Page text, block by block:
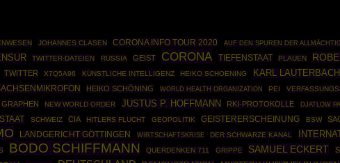
JOHANNES CLASEN CORONA INFO TOUR 2020 AUF DEN SPUREN DER
TWITTER-DATEIEN RUSSIA GEIST CORONA TIEFENSTAAT PLAUEN
TWITTER X7Q5A96 KÜNSTLICHE INTELLIGENZ HEIKO SCHOENING KARL LAUTERBACH
HEIKO SCHÖNING WORLD HEALTH ORGANIZATION PEI
GRAPHEN NEW WORLD ORDER JUSTUS P. HOFFMANN RKI-PROTOKOLLE DJATLOW
SCHWEIZ CIA HITLERS FLUCHT GEOPOLITIK GEISTERERSCHEINUNG BSW
LANDGERICHT GÖTTINGEN WIRTSCHAFTSKRISE DER SCHWARZE KANAL
BODO SCHIFFMANN QUERDENKEN 711 GRIPPE SAMUEL ECKERT